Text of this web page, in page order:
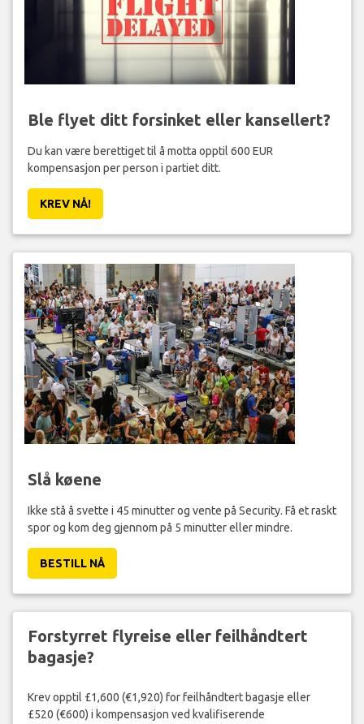
Ble flyet ditt forsinket eller kansellert?
Du kan være berettiget til å motta opptil 600 EUR
kompensasjon per person i partiet ditt.
KREV NÅ!
Slå køene
Ikke stå å svette i 45 minutter og vente på Security. Få et raskt
spor og kom deg gjennom på 5 minutter eller mindre.
BESTILL NÅ
Forstyrret flyreise eller feilhåndtert
bagasje?
Krev opptil £1,600 (€1,920) for feilhåndtert bagasje eller
£520 (€600) i kompensasjon ved kvalifiserende